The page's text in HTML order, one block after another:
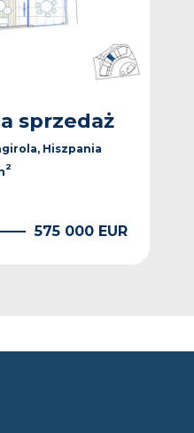
sprzedaż
Hiszpania
2
575 000 EUR